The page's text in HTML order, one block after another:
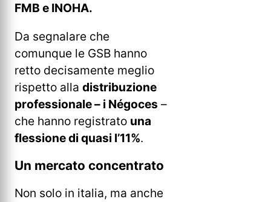
FMB e INOHA.
Da segnalare che
comunque le GSB hanno
retto decisamente meglio
rispetto alla distribuzione
professionale – i Négoces –
che hanno registrato una
flessione di quasi l’11%.
Un mercato concentrato
Non solo in italia, ma anche